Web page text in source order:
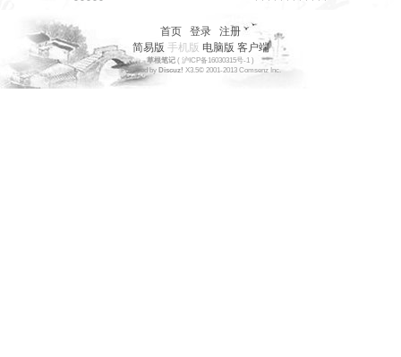
首页 登录
注册
简易版 手机版 电脑版 客户端
草根笔记 ( 沪ICP备16030315号-1 )
Powered by Discuz! X3.5© 2001-2013 Comsenz Inc.